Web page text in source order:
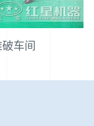
车间